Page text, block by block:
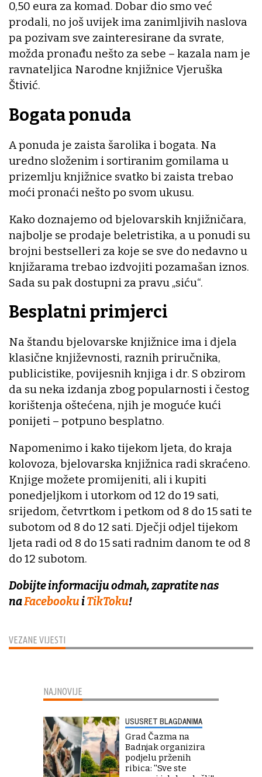
VEZANE VIJESTI
0,50 eura za komad. Dobar dio smo već
prodali, no još uvijek ima zanimljivih naslova
pa pozivam sve zainteresirane da svrate,
možda pronađu nešto za sebe – kazala nam je
ravnateljica Narodne knjižnice Vjeruška
Štivić.
Bogata ponuda
A ponuda je zaista šarolika i bogata. Na
uredno složenim i sortiranim gomilama u
prizemlju knjižnice svatko bi zaista trebao
moći pronaći nešto po svom ukusu.
Kako doznajemo od bjelovarskih knjižničara,
najbolje se prodaje beletristika, a u ponudi su
brojni bestselleri za koje se sve do nedavno u
knjižarama trebao izdvojiti pozamašan iznos.
Sada su pak dostupni za pravu „siću“.
Besplatni primjerci
Na štandu bjelovarske knjižnice ima i djela
klasične književnosti, raznih priručnika,
publicistike, povijesnih knjiga i dr. S obzirom
da su neka izdanja zbog popularnosti i čestog
korištenja oštećena, njih je moguće kući
ponijeti – potpuno besplatno.
Napomenimo i kako tijekom ljeta, do kraja
kolovoza, bjelovarska knjižnica radi skraćeno.
Knjige možete promijeniti, ali i kupiti
ponedjeljkom i utorkom od 12 do 19 sati,
srijedom, četvrtkom i petkom od 8 do 15 sati te
subotom od 8 do 12 sati. Dječji odjel tijekom
ljeta radi od 8 do 15 sati radnim danom te od 8
do 12 subotom.
Dobijte informaciju odmah, zapratite nas
naFacebookuiTikToku!
NAJNOVIJE
USUSRET BLAGDANIMA
Grad Čazma na
Badnjak organizira
podjelu prženih
ribica: ''Sve ste